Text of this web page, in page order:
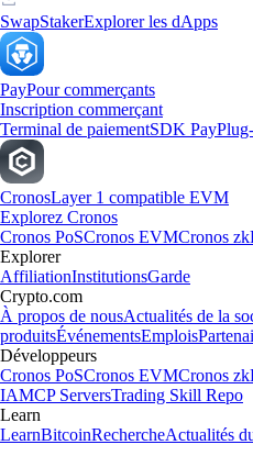
SwapStakerExplorer les dApps
PayPour commerçants
Inscription commerçant
Terminal de paiementSDK Pay
CronosLayer 1 compatible EVM
Explorez Cronos
Cronos PoSCronos EVMCronos
Explorer
AffiliationInstitutionsGarde
Crypto.com
À propos de nousActualités de la
produitsÉvénementsEmplois
Développeurs
Cronos PoSCronos EVMCronos
IAMCP ServersTrading Skill Repo
Learn
LearnBitcoinRechercheActualités